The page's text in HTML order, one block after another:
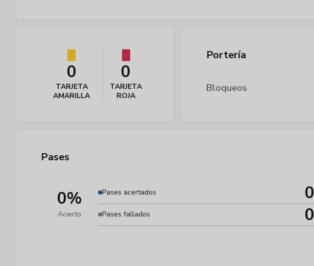
0
TARJETA
AMARILLA
0
TARJETA
ROJA
Portería
Bloqueos
Pases
0%
Acierto
Pases acertados 0
Pases fallados 0